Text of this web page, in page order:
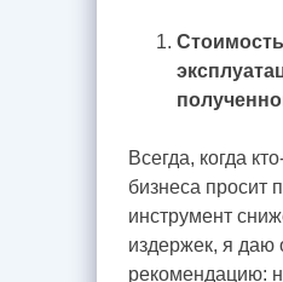
Стоимость
Всегда, когда
бизнеса просит
инструмент
издержек, я даю
рекомендацию: